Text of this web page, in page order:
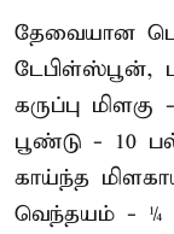
தேவையான
டேபிள்ஸ்பூன்,
கருப்பு
பூண்டு - 10
காய்ந்த
வெந்தயம் - ¼